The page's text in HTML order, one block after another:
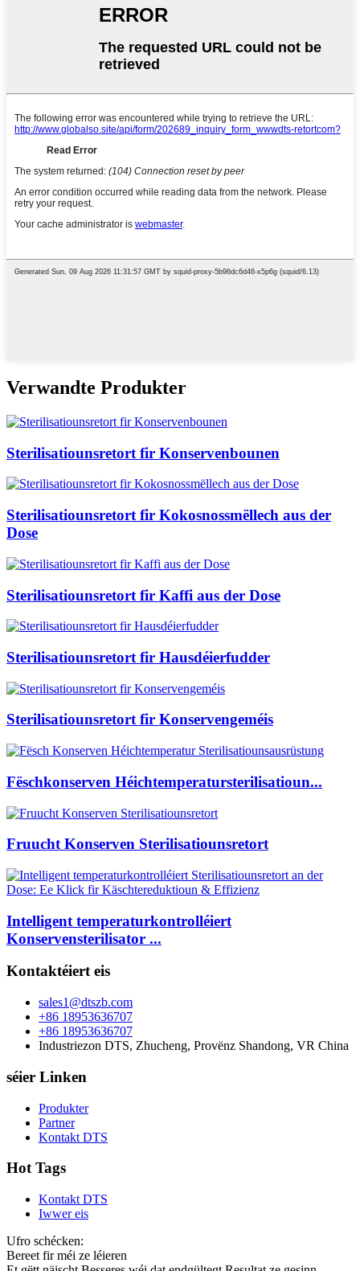
Verwandte Produkter
Sterilisatiounsretort fir Konservenbounen
Sterilisatiounsretort fir Kokosnossmëllech aus der
Dose
Sterilisatiounsretort fir Kaffi aus der Dose
Sterilisatiounsretort fir Hausdéierfudder
Sterilisatiounsretort fir Konservengeméis
Fëschkonserven Héichtemperatursterilisatioun...
Fruucht Konserven Sterilisatiounsretort
Intelligent temperaturkontrolléiert
Konservensterilisator ...
Kontaktéiert eis
sales1@dtszb.com
+86 18953636707
+86 18953636707
Industriezon DTS, Zhucheng, Provënz Shandong, VR China
séier Linken
Produkter
Partner
Kontakt DTS
Hot Tags
Kontakt DTS
Iwwer eis
Ufro schécken:
Bereet fir méi ze léieren